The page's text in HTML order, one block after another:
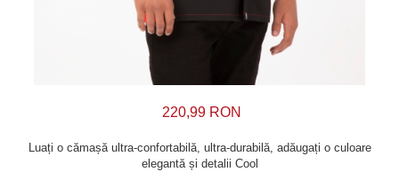
220,99 RON
Luați o cămașă ultra-confortabilă, ultra-durabilă, adăugați o culoare
elegantă și detalii Cool